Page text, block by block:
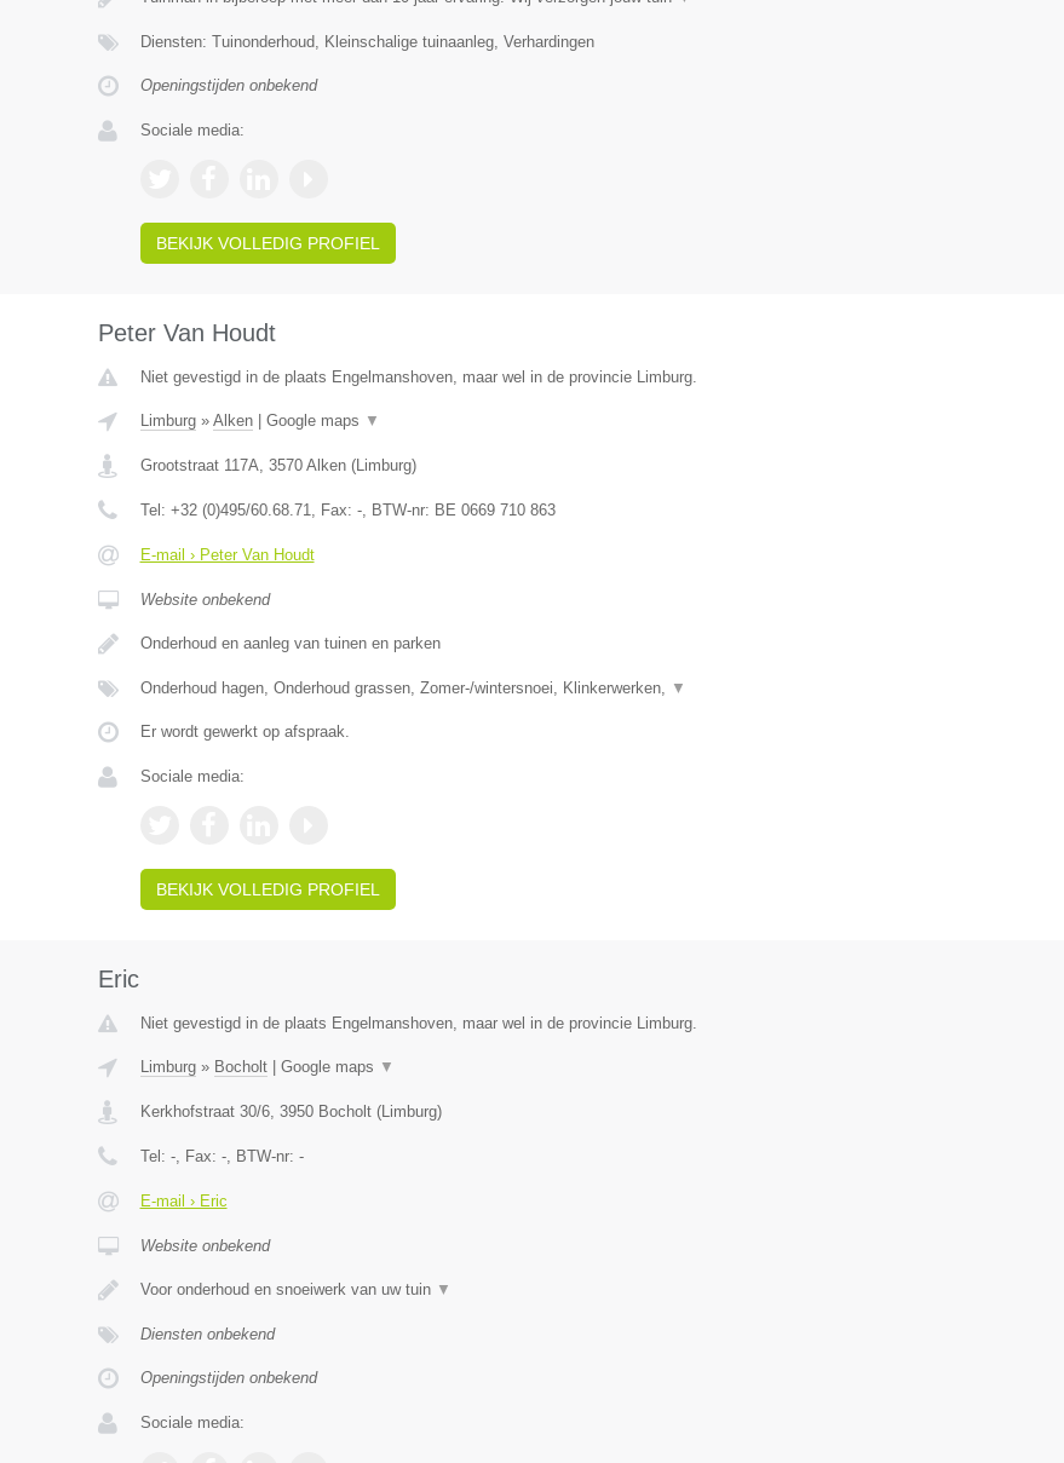
Diensten: Tuinonderhoud, Kleinschalige tuinaanleg, Verhardingen
Openingstijden onbekend
Sociale media:
BEKIJK VOLLEDIG PROFIEL
Peter Van Houdt
Niet gevestigd in de plaats Engelmanshoven, maar wel in de provincie Limburg.
Limburg» Alken| Google maps ▼
Grootstraat 117A, 3570 Alken(Limburg)
Tel: +32 (0)495/60.68.71, Fax: -, BTW-nr: BE 0669 710 863
E-mail › Peter Van Houdt
Website onbekend
Onderhoud en aanleg van tuinen en parken
Onderhoud hagen, Onderhoud grassen, Zomer-/wintersnoei, Klinkerwerken, ▼
Er wordt gewerkt op afspraak.
Sociale media:
BEKIJK VOLLEDIG PROFIEL
Eric
Niet gevestigd in de plaats Engelmanshoven, maar wel in de provincie Limburg.
Limburg» Bocholt| Google maps ▼
Kerkhofstraat 30/6, 3950 Bocholt(Limburg)
Tel: -, Fax: -, BTW-nr: -
E-mail › Eric
Website onbekend
Voor onderhoud en snoeiwerk van uw tuin ▼
Diensten onbekend
Openingstijden onbekend
Sociale media: